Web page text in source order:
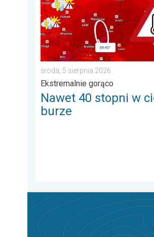
środa, 5 sierpnia 2026
Ekstremalnie gorąco
Nawet 40 stopni w
burze